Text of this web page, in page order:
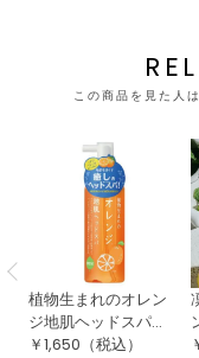
この商品を見た人
植物生まれのオレン
ジ地肌ヘッドスパ...
￥1,650 （税込）